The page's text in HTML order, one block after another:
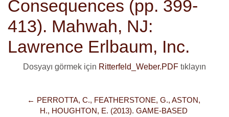
Consequences (pp. 399-
413). Mahwah, NJ:
Lawrence Erlbaum, Inc.
Dosyayı görmek için Ritterfeld_Weber.PDF tıklayın
← PERROTTA, C., FEATHERSTONE, G., ASTON,
H., HOUGHTON, E. (2013). GAME-BASED